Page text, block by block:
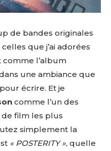
de bandes originales
que j’ai adorées
comme l’album
une ambiance que
écrire. Et je
comme l’un des
film les plus
simplement la
« POSTERITY », quelle